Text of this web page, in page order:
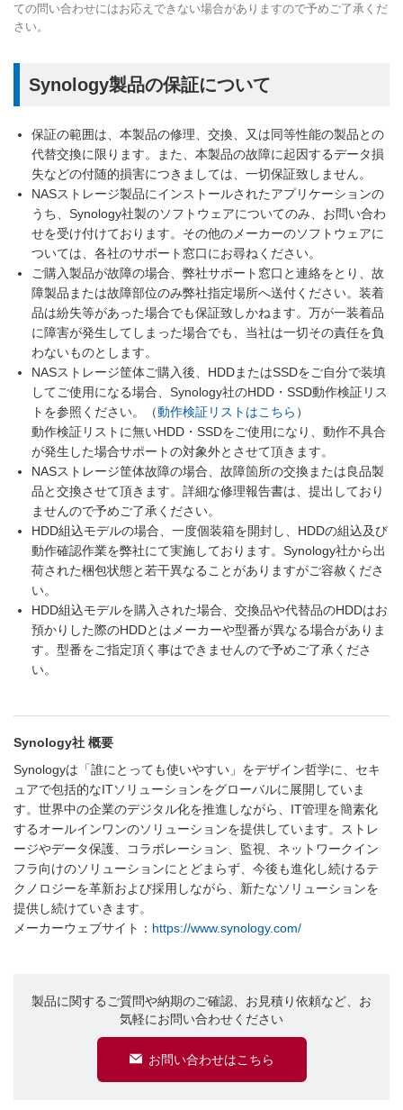
ての問い合わせにはお応えできない場合がありますので予めご了承くだ
さい。
Synology製品の保証について
保証の範囲は、本製品の修理、交換、又は同等性能の製品との
代替交換に限ります。また、本製品の故障に起因するデータ損
失などの付随的損害につきましては、一切保証致しません。
NASストレージ製品にインストールされたアプリケーションの
うち、Synology社製のソフトウェアについてのみ、お問い合わ
せを受け付けております。その他のメーカーのソフトウェアに
ついては、各社のサポート窓口にお尋ねください。
ご購入製品が故障の場合、弊社サポート窓口と連絡をとり、故
障製品または故障部位のみ弊社指定場所へ送付ください。装着
品は紛失等があった場合でも保証致しかねます。万が一装着品
に障害が発生してしまった場合でも、当社は一切その責任を負
わないものとします。
NASストレージ筐体ご購入後、HDDまたはSSDをご自分で装填
してご使用になる場合、Synology社のHDD・SSD動作検証リス
トを参照ください。（動作検証リストはこちら ）
動作検証リストに無いHDD・SSDをご使用になり、動作不具合
が発生した場合サポートの対象外とさせて頂きます。
NASストレージ筐体故障の場合、故障箇所の交換または良品製
品と交換させて頂きます。詳細な修理報告書は、提出しており
ませんので予めご了承ください。
HDD組込モデルの場合、一度個装箱を開封し、HDDの組込及び
動作確認作業を弊社にて実施しております。Synology社から出
荷された梱包状態と若干異なることがありますがご容赦くださ
い。
HDD組込モデルを購入された場合、交換品や代替品のHDDはお
預かりした際のHDDとはメーカーや型番が異なる場合がありま
す。型番をご指定頂く事はできませんので予めご了承くださ
い。
Synology社 概要
Synologyは「誰にとっても使いやすい」をデザイン哲学に、セキ
ュアで包括的なITソリューションをグローバルに展開していま
す。世界中の企業のデジタル化を推進しながら、IT管理を簡素化
するオールインワンのソリューションを提供しています。ストレ
ージやデータ保護、コラボレーション、監視、ネットワークイン
フラ向けのソリューションにとどまらず、今後も進化し続けるテ
クノロジーを革新および採用しながら、新たなソリューションを
提供し続けていきます。
メーカーウェブサイト： https://www.synology.com/
製品に関するご質問や納期のご確認、お見積り依頼など、お
気軽にお問い合わせください
お問い合わせはこちら